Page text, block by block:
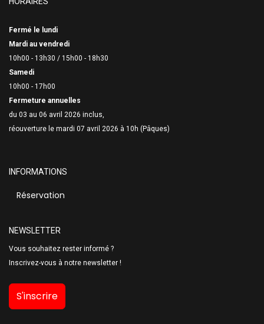
Fermé le lundi
Mardi au vendredi
10h00 - 13h30 / 15h00 - 18h30
Samedi
10h00 - 17h00
Fermeture annuelles
du 03 au 06 avril 2026 inclus,
réouverture le mardi 07 avril 2026 à 10h (Pâques)
INFORMATIONS
Réservation
NEWSLETTER
Vous souhaitez rester informé ?
Inscrivez-vous à notre newsletter !
S'inscrire